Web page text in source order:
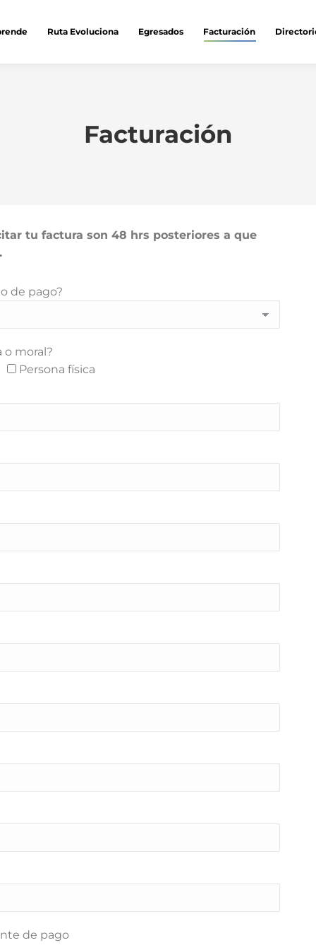
Ruta Evoluciona Egresados Facturación
Facturación
tu factura son 48 hrs posteriores a que
empty.
de pago?
o moral?
Persona física
empty.
de pago